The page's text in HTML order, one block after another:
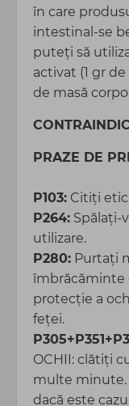
în care
intestinal-se
puteți să
activat (1 gr
de masă
PRAZE DE
P103: Citiți
P264: Spălați-
utilizare.
P280: Purtaţi
îmbrăcăminte
protecție a
feței.
OCHII: clătiți
multe minute.
dacă este